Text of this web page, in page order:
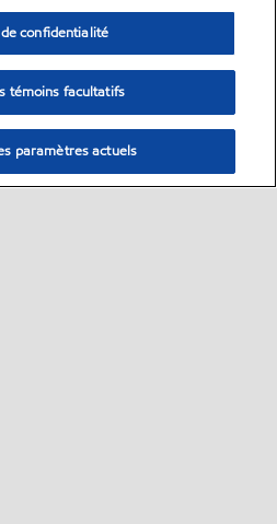
confidentialité
témoins facultatifs
paramètres actuels